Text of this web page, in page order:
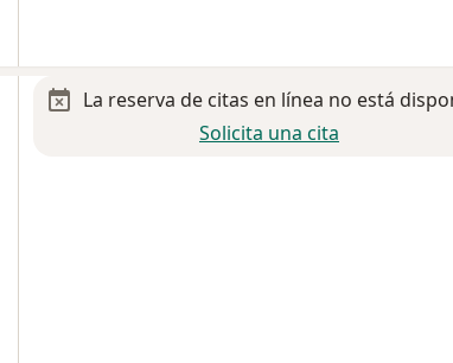
La reserva de citas en línea no está
Solicita una cita